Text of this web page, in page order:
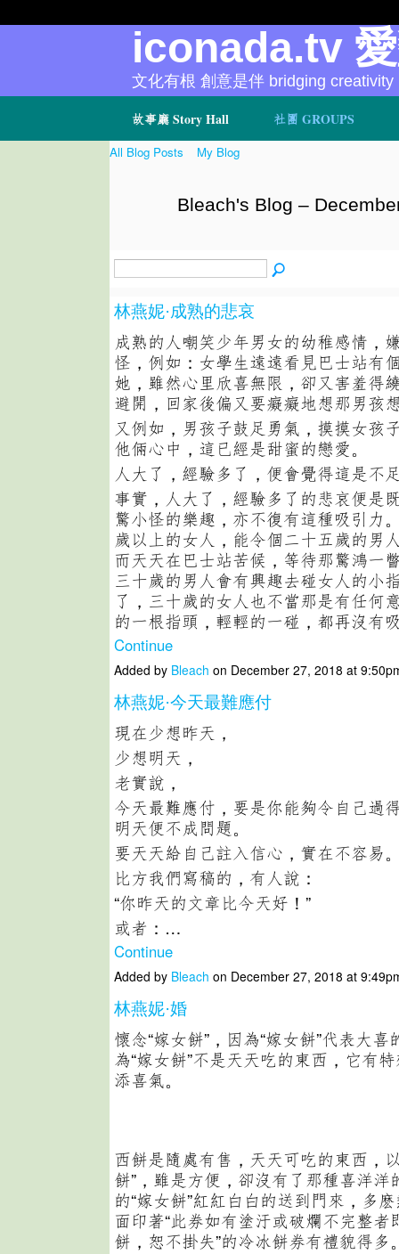
故事廳 Story Hall 社團 GROUPS
iconada.tv
文化有根 創意是伴 bridging creativity
All Blog Posts My Blog
Bleach's Blog –
林燕妮·成熟的悲哀
成熟的人嘲笑少年男女的幼稚感情，
怪，例如：女學生遠遠看見巴士站有
她，雖然心里欣喜無限，卻又害羞得
避開，回家後偏又要癡癡地想那男孩
又例如，男孩子鼓足勇氣，摸摸女孩
他倆心中，這已經是甜蜜的戀愛。
人大了，經驗多了，便會覺得這是不
事實，人大了，經驗多了的悲哀便是
驚小怪的樂趣，亦不復有這種吸引力
歲以上的女人，能令個二十五歲的男
而天天在巴士站苦候，等待那驚鴻一
三十歲的男人會有興趣去碰女人的小
了，三十歲的女人也不當那是有任何
的一根指頭，輕輕的一碰，都再沒有
Continue
Added by Bleach on December 27, 2018 at
林燕妮·今天最難應付
現在少想昨天，
少想明天，
老實說，
今天最難應付，要是你能夠令自己過
明天便不成問題。
要天天給自己註入信心，實在不容易
比方我們寫稿的，有人說：
“你昨天的文章比今天好！”
或者：…
Continue
Added by Bleach on December 27, 2018 at
林燕妮·婚
懷念“嫁女餅”，因為“嫁女餅”代表大
為“嫁女餅”不是天天吃的東西，它有
添喜氣。
西餅是隨處有售，天天可吃的東西，
餅”，雖是方便，卻沒有了那種喜洋洋
的“嫁女餅”紅紅白白的送到門來，多
面印著“此券如有塗汙或破爛不完整者
餅，恕不掛失”的冷冰餅券有禮貌得多